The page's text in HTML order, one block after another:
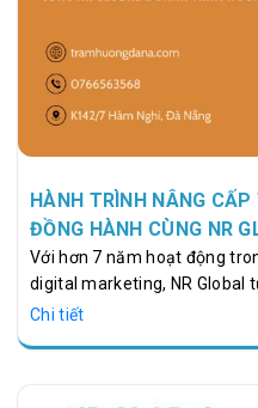
HÀNH TRÌNH NÂNG
ĐỒNG HÀNH CÙNG NR
Với hơn 7 năm hoạt động
digital marketing, NR Global
án website và 500+ chiến
nên hệ thống thương hiệu
Chi tiết